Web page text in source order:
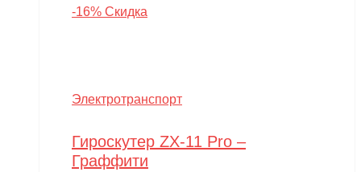
-16% Скидка
Электротранспорт
Гироскутер ZX-11 Pro –
Граффити